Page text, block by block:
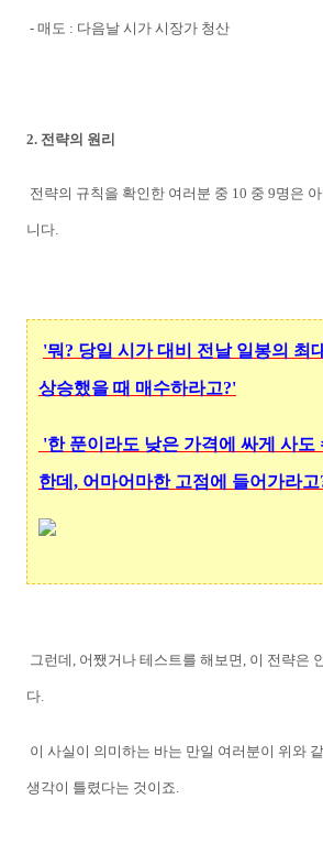
- 매도 : 다음날 시가 시장가 청산
2. 전략의 원리
전략의 규칙을 확인한 여러분 중 10 중 9명은
니다.
'뭐? 당일 시가 대비 전날 일봉의 최
상승했을 때 매수하라고?'
'한 푼이라도 낮은 가격에 싸게 사도
한데, 어마어마한 고점에 들어가라고
그런데, 어쨌거나 테스트를 해보면, 이 전략은
다.
이 사실이 의미하는 바는 만일 여러분이 위와
생각이 틀렸다는 것이죠.